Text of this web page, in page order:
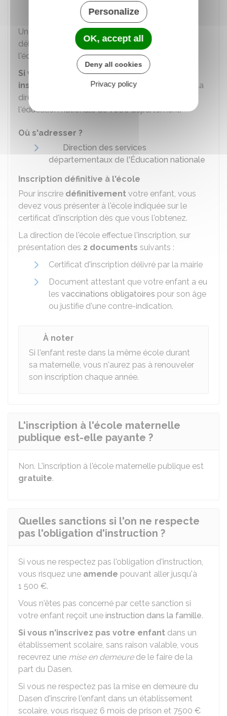
Mairie
Une fois l'inscription réalisée, la mairie vous
délivrera un
certificat d'inscription
l'école où est affecté l'enfant.
Si vous rencontrez des difficultés pour
inscrire votre enfant, vous pouvez contacter la
direction des services départementaux de
l'éducation nationale de votre département.
Où s'adresser ?
Direction des services
départementaux de l'Éducation nationale
Inscription définitive à l'école
Pour inscrire définitivement votre enfant, vous
devez vous présenter à l'école indiquée sur le
certificat d'inscription dès que vous l'obtenez.
La direction de l'école effectue l'inscription, sur
présentation des 2 documents suivants :
Certificat d'inscription délivré par la mairie
Document attestant que votre enfant a eu
les vaccinations obligatoires pour son âge
ou justifie d'une contre-indication.
À noter
Si l'enfant reste dans la même école durant
sa maternelle, vous n'aurez pas à renouveler
son inscription chaque année.
L'inscription à l'école maternelle
publique est-elle payante ?
Non. L'inscription à l'école maternelle publique est
gratuite.
Quelles sanctions si l'on ne respecte
pas l'obligation d'instruction ?
Si vous ne respectez pas l'obligation d'instruction,
vous risquez une amende pouvant aller jusqu'à
1 500 €.
Vous n'êtes pas concerné par cette sanction si
votre enfant reçoit une instruction dans la famille.
Si vous n'inscrivez pas votre enfant dans un
établissement scolaire, sans raison valable, vous
recevrez une mise en demeurede le faire de la
part du Dasen.
Si vous ne respectez pas la mise en demeure du
Dasen d'inscrire l'enfant dans un établissement
scolaire, vous risquez 6 mois de prison et 7500 €
Personalize
OK, accept all
Deny all cookies
Privacy policy